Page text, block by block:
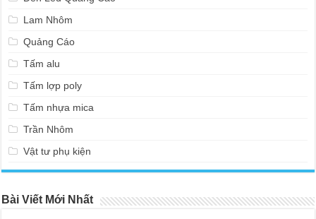
Lam Nhôm
Quảng Cáo
Tấm alu
Tấm lợp poly
Tấm nhựa mica
Trần Nhôm
Vật tư phụ kiện
Bài Viết Mới Nhất